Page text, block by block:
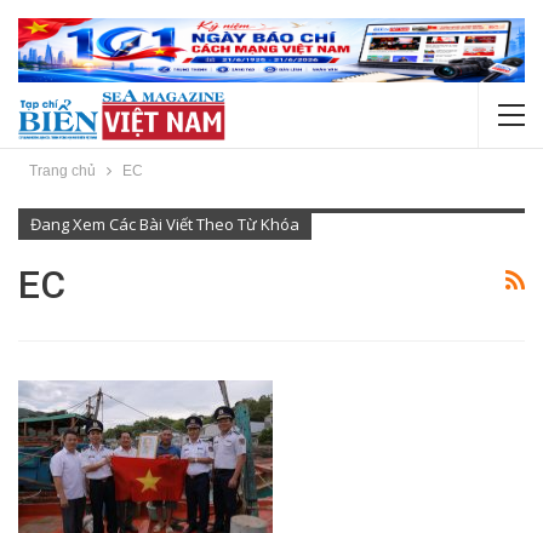
Trang chủ EC
Đang Xem Các Bài Viết Theo Từ Khóa
EC